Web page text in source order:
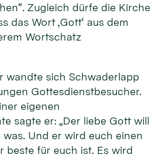
Zugleich dürfe die Kirche
das Wort ‚Gott‘ aus dem
Wortschatz
wandte sich Schwaderlapp
Gottesdienstbesucher.
eigenen
sagte er: „Der liebe Gott will
Und er wird euch einen
beste für euch ist. Es wird